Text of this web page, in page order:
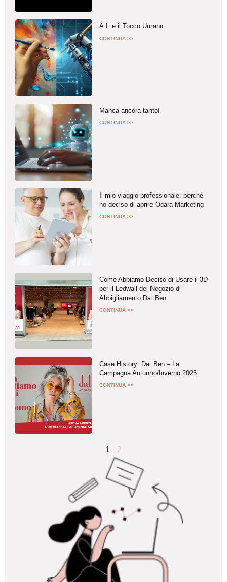
A.I. e il Tocco Umano
CONTINUA >>
Manca ancora tanto!
CONTINUA >>
Il mio viaggio professionale: perché
ho deciso di aprire Odara Marketing
CONTINUA >>
Come Abbiamo Deciso di Usare il 3D
per il Ledwall del Negozio di
Abbigliamento Dal Ben
CONTINUA >>
Case History: Dal Ben – La
Campagna Autunno/Inverno 2025
CONTINUA >>
1 2